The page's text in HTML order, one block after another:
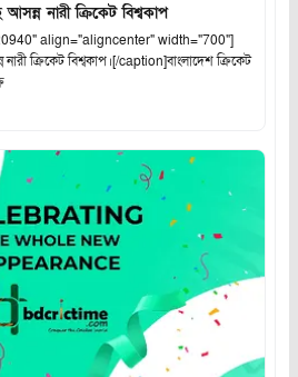
আসন্ন নারী ক্রিকেট বিশ্বকাপ
align="aligncenter" width="700"]
নারী ক্রিকেট বিশ্বকাপ।[/caption]বাংলাদেশ ক্রিকেট